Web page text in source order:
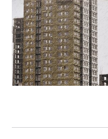
НЕФТЬ
ОПК
ЭНЕРГЕТИКА
РОЗНИЧНАЯ
ТРАНСПОРТ
УСЛУГИ
НОВОСТИ
IT
МЕДИА
МЕРОПРИЯТИЯ
НОВОСТИ
ВЫЕЗДНАЯ
СПОРТ
НОВОСТИ СПОРТА
ОБЩЕСТВО